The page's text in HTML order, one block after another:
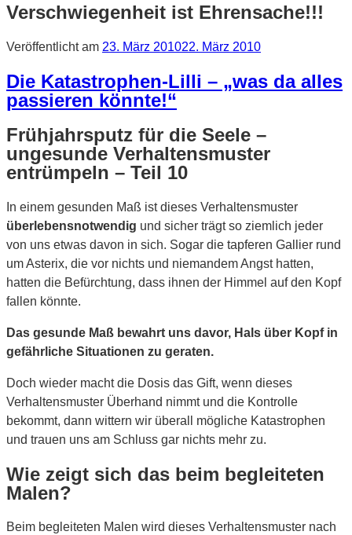
Verschwiegenheit ist Ehrensache!!!
Veröffentlicht am 23. März 201022. März 2010
Die Katastrophen-Lilli – „was da alles
passieren könnte!“
Frühjahrsputz für die Seele –
ungesunde Verhaltensmuster
entrümpeln – Teil 10
In einem gesunden Maß ist dieses Verhaltensmuster
überlebensnotwendig und sicher trägt so ziemlich jeder
von uns etwas davon in sich. Sogar die tapferen Gallier rund
um Asterix, die vor nichts und niemandem Angst hatten,
hatten die Befürchtung, dass ihnen der Himmel auf den Kopf
fallen könnte.
Das gesunde Maß bewahrt uns davor, Hals über Kopf in
gefährliche Situationen zu geraten.
Doch wieder macht die Dosis das Gift, wenn dieses
Verhaltensmuster Überhand nimmt und die Kontrolle
bekommt, dann wittern wir überall mögliche Katastrophen
und trauen uns am Schluss gar nichts mehr zu.
Wie zeigt sich das beim begleiteten
Malen?
Beim begleiteten Malen wird dieses Verhaltensmuster nach